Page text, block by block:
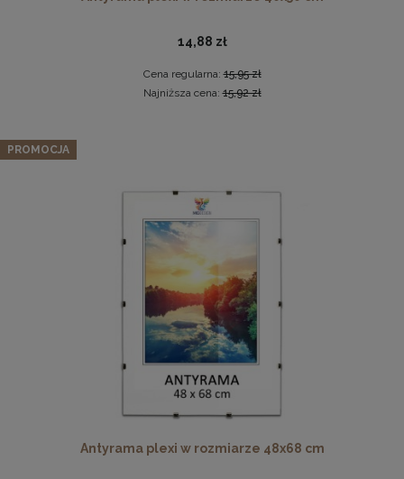
46,99 zł
DO KOSZYKA
Zestaw 5 szt. antyram w rozmiarze A6 10 x 15 cm
Cena regularna:9,99 zł
Najniższa cena:
DO KOSZYKA
14,88 zł
Cena regularna:15,95 zł
Najniższa cena:15,92 zł
Antyrama plexi w rozmiarze 48x68 cm
PROMOCJA